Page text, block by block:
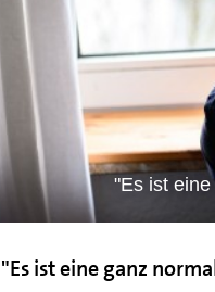
"Es ist
"Es ist eine ganz